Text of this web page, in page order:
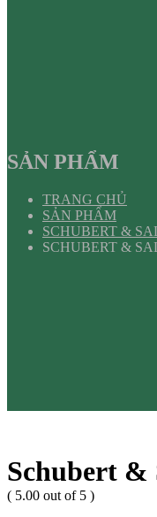
SẢN PHẨM
TRANG CHỦ
SẢN PHẨM
SCHUBERT &
SCHUBERT &
Schubert &
( 5.00 out of 5 )